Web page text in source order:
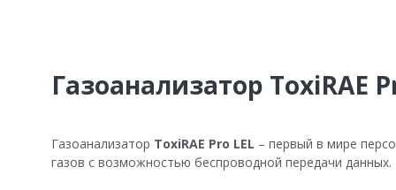
Газоанализатор ToxiRAE
Газоанализатор ToxiRAE Pro LEL – первый в мире
газов с возможностью беспроводной передачи данных.